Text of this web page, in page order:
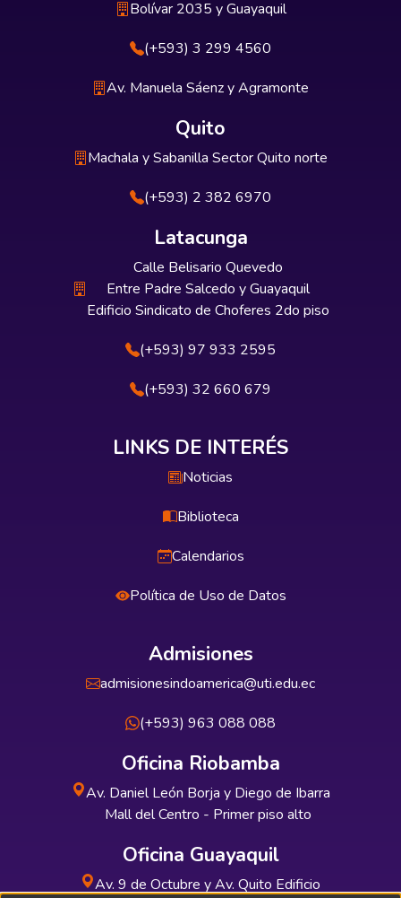
Bolívar 2035 y Guayaquil
(+593) 3 299 4560
Av. Manuela Sáenz y Agramonte
Quito
Machala y Sabanilla Sector Quito norte
(+593) 2 382 6970
Latacunga
Calle Belisario Quevedo
Entre Padre Salcedo y Guayaquil
Edificio Sindicato de Choferes 2do piso
(+593) 97 933 2595
(+593) 32 660 679
LINKS DE INTERÉS
Noticias
Biblioteca
Calendarios
Política de Uso de Datos
Admisiones
admisionesindoamerica@uti.edu.ec
(+593) 963 088 088
Oficina Riobamba
Av. Daniel León Borja y Diego de Ibarra
Mall del Centro - Primer piso alto
Oficina Guayaquil
Av. 9 de Octubre y Av. Quito Edificio